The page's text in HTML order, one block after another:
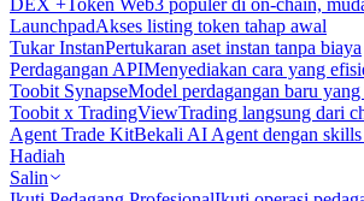
DEX +Token Web3 populer di on-chain,
LaunchpadAkses listing token tahap awal
Tukar InstanPertukaran aset instan tanpa biaya
Perdagangan APIMenyediakan cara yang
Toobit SynapseModel perdagangan baru
Toobit x TradingViewTrading langsung dari
Agent Trade KitBekali AI Agent dengan
Hadiah
Salin